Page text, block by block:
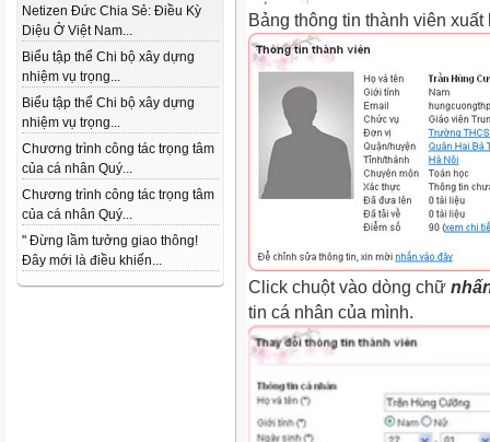
Netizen Đức Chia Sẻ: Điều Kỳ
Diệu Ở Việt Nam...
Biểu tập thể Chi bộ xây dựng
nhiệm vụ trọng...
Biểu tập thể Chi bộ xây dựng
nhiệm vụ trọng...
Chương trình công tác trọng tâm
của cá nhân Quý...
Chương trình công tác trọng tâm
của cá nhân Quý...
" Đừng lầm tưởng giao thông!
Đây mới là điều khiến...
Bảng thông tin thành viên xuất
Click chuột vào dòng chữ
tin cá nhân của mình.